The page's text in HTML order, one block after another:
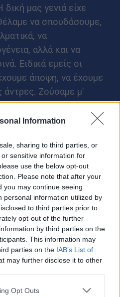
Information
sharing to third parties, or
sensitive information for
use the below opt-out
Please note that after your
you may continue seeing
personal information utilized by
to third parties prior to
opt-out of the further
by third parties on the
This information may
parties on the IAB’s List of
may further disclose it to other
app uses one or more Google
Opt Outs
μας γενιά είχε
να σπουδάσουμε,
να
αλλά και να
Ειδικά εμείς οι
άποψη, να έχουμε
άντρες. Ζούσαμε μ'
δυστυχώς, αυτό έχει
κυνήγι του χρήματος.
σας μέχρι σήμερα και
πριν από 25 χρόνια,
εύκολα χειριζόταν
πρώτα PlayStation.
ήταν γι’ αυτούς κάτι
στο DNA τους.
αλλιώς. Δεν
media. Δεν έχω